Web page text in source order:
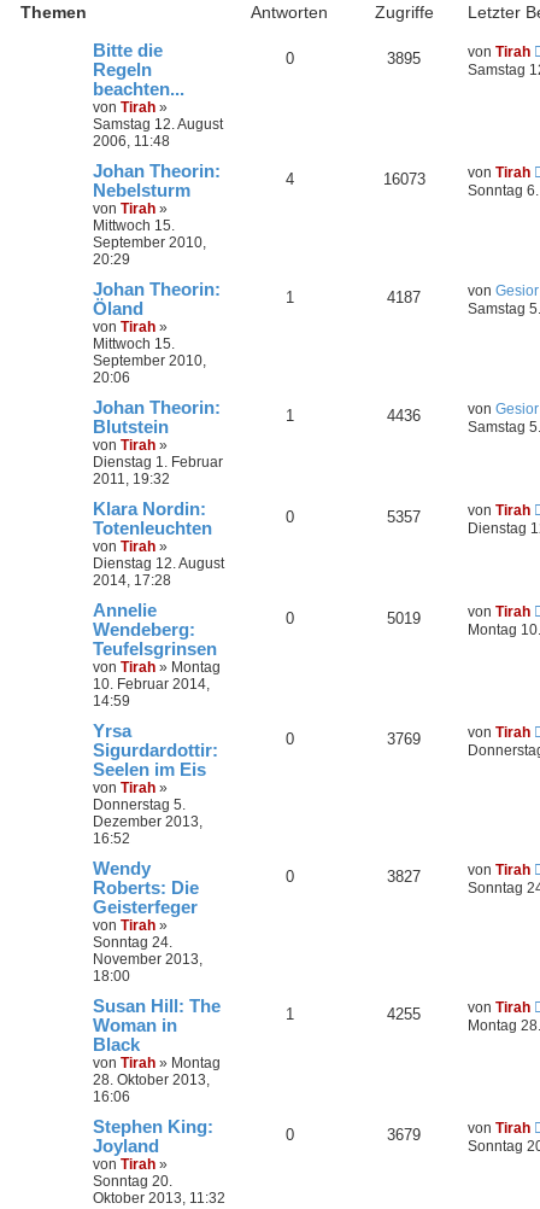
t
e
S
u
c
h
e
Themen Antworten Zugriffe
Letzter
Bitte die
Regeln
beachten...
von Tirah »
Samstag 12. August
2006, 11:48
0 3895 von Tirah
Samstag
Johan Theorin:
Nebelsturm
von Tirah »
Mittwoch 15.
September 2010,
20:29
4 16073 von Tirah
Sonntag
Johan Theorin:
Öland
von Tirah »
Mittwoch 15.
September 2010,
20:06
1 4187 von Gesior
Samstag
Johan Theorin:
Blutstein
von Tirah »
Dienstag 1. Februar
2011, 19:32
1 4436 von Gesior
Samstag
Klara Nordin:
Totenleuchten
von Tirah »
Dienstag 12. August
2014, 17:28
0 5357 von Tirah
Dienstag
Annelie
Wendeberg:
Teufelsgrinsen
von Tirah » Montag
10. Februar 2014,
14:59
0 5019 von Tirah
Montag
Yrsa
Sigurdardottir:
Seelen im Eis
von Tirah »
Donnerstag 5.
Dezember 2013,
16:52
0 3769 von Tirah
Wendy
Roberts: Die
Geisterfeger
von Tirah »
Sonntag 24.
November 2013,
18:00
0 3827 von Tirah
Sonntag
Susan Hill: The
Woman in
Black
von Tirah » Montag
28. Oktober 2013,
16:06
1 4255 von Tirah
Montag
Stephen King:
Joyland
von Tirah »
Sonntag 20.
Oktober 2013, 11:32
0 3679 von Tirah
Sonntag